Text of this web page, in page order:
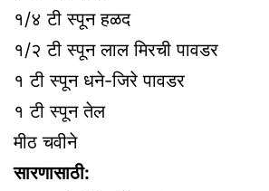
१/४ टी स्पून हळद
१/२ टी स्पून लाल मिरची पावडर
१ टी स्पून धने-जिरे पावडर
१ टी स्पून तेल
मीठ चवीने
सारणासाठी: